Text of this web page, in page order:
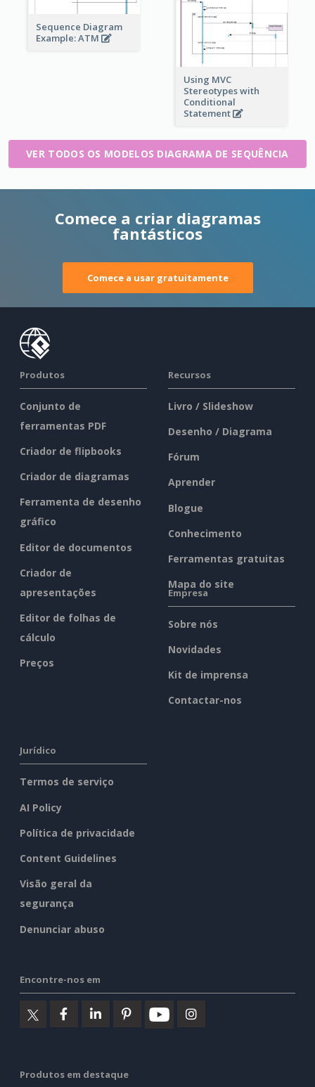
Sequence Diagram
Example: ATM
Using MVC
Stereotypes with
Conditional
Statement
VER TODOS OS MODELOS DIAGRAMA DE SEQUÊNCIA
Comece a criar diagramas
fantásticos
Comece a usar gratuitamente
Produtos
Conjunto de
ferramentas PDF
Criador de flipbooks
Criador de diagramas
Ferramenta de desenho
gráfico
Editor de documentos
Criador de
apresentações
Editor de folhas de
cálculo
Preços
Recursos
Livro / Slideshow
Desenho / Diagrama
Fórum
Aprender
Blogue
Conhecimento
Ferramentas gratuitas
Mapa do site
Empresa
Sobre nós
Novidades
Kit de imprensa
Contactar-nos
Jurídico
Termos de serviço
AI Policy
Política de privacidade
Content Guidelines
Visão geral da
segurança
Denunciar abuso
Encontre-nos em
Produtos em destaque